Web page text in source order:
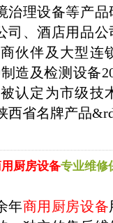
治理设备等产
司、酒店用品
伙伴及大型连
造及检测设备
认定为市级技
西省名牌产品
厨房设备专业维
年商用厨房设备